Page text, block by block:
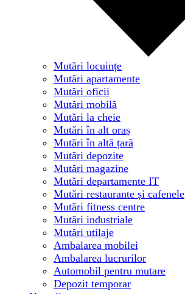
Mutări locuințe
Mutări apartamente
Mutări oficii
Mutări mobilă
Mutări la cheie
Mutări în alt oraș
Mutări în altă țară
Mutări depozite
Mutări magazine
Mutări departamente IT
Mutări restaurante și cafenele
Mutări fitness centre
Mutări industriale
Mutări utilaje
Ambalarea mobilei
Ambalarea lucrurilor
Automobil pentru mutare
Depozit temporar